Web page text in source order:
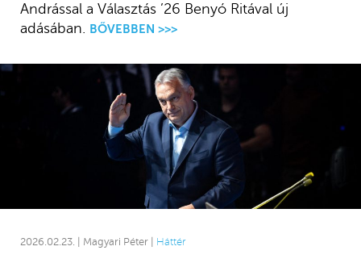
Andrással a Választás ’26 Benyó Ritával új
adásában. BŐVEBBEN >>>
2026.02.23. | Magyari Péter | Háttér